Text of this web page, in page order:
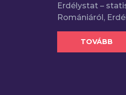
Erdélystat –
Romániáról,
TOVÁBB